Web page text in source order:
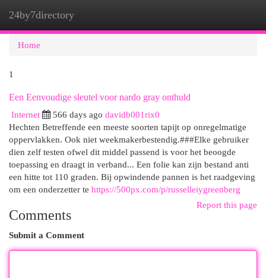
24by7directory
Home
1
Een Eenvoudige sleutel voor nardo gray onthuld
Internet
566 days ago davidb001rix0
Hechten Betreffende een meeste soorten tapijt op onregelmatige
oppervlakken. Ook niet weekmakerbestendig.###Elke gebruiker
dien zelf testen ofwel dit middel passend is voor het beoogde
toepassing en draagt in verband... Een folie kan zijn bestand anti
een hitte tot 110 graden. Bij opwindende pannen is het raadgeving
om een onderzetter te https://500px.com/p/russelleiygreenberg
Report this page
Comments
Submit a Comment